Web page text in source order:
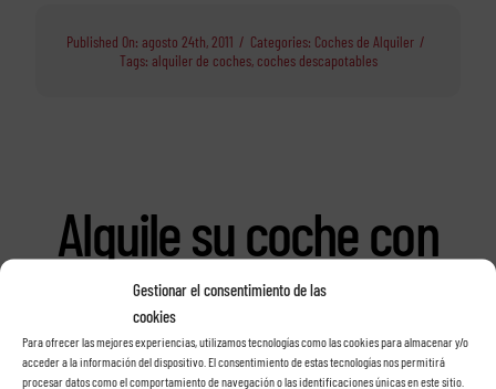
Gestionar el consentimiento de las
cookies
Para ofrecer las mejores experiencias, utilizamos tecnologías como las cookies para almacenar y/o
acceder a la información del dispositivo. El consentimiento de estas tecnologías nos permitirá
procesar datos como el comportamiento de navegación o las identificaciones únicas en este sitio.
Published On: agosto 24th, 2011 / Categories: Coches de Alquiler /
Tags: alquiler de coches, coches descapotables
Alquile su coche con
Rent a car Las Rosas
en Tenerife